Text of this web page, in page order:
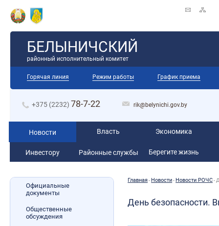
БЕЛЫНИЧСКИЙ
районный исполнительный комитет
Горячая линия Режим работы График приема
+375 (2232) 78-7-22 rik@belynichi.gov.by
Новости Власть Экономика
Инвестору Районные службы Берегите жизнь
Официальные
документы
Общественные
обсуждения
Главная- Новости- ­­Новости РОЧС-
День безопасности.